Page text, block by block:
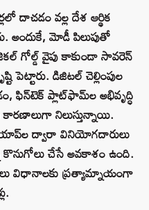
దాచడం వల్ల దేశ ఆర్థిక
అందుకే, మోడీ పిలుపుతో
గోల్డ్ వైపు కాకుండా సావరెన్
పెట్టారు. డిజిటల్ చెల్లింపుల
ఫిన్‌టెక్ ప్లాట్‌ఫామ్‌ల అభివృద్ధి
నిలుస్తున్నాయి.
ద్వారా వినియోగదారులు
కొనుగోలు చేసే అవకాశం ఉంది.
విధానాలకు ప్రత్యామ్నాయంగా